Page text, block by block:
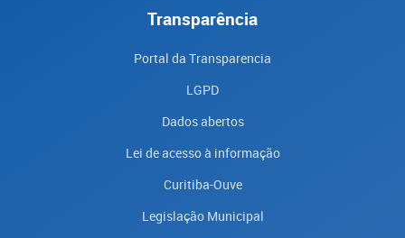
Transparência
Portal da Transparencia
LGPD
Dados abertos
Lei de acesso à informação
Curitiba-Ouve
Legislação Municipal